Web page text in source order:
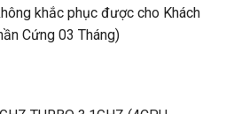
khắc phục được cho Khách
Cứng 03 Tháng)